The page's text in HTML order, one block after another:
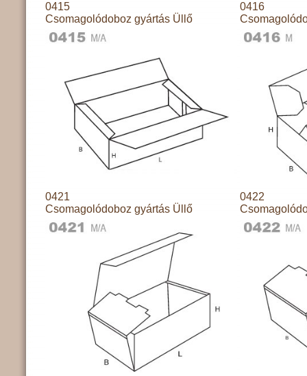
0415
Csomagolódoboz gyártás Üllő
0416
0421
Csomagolódoboz gyártás Üllő
0422